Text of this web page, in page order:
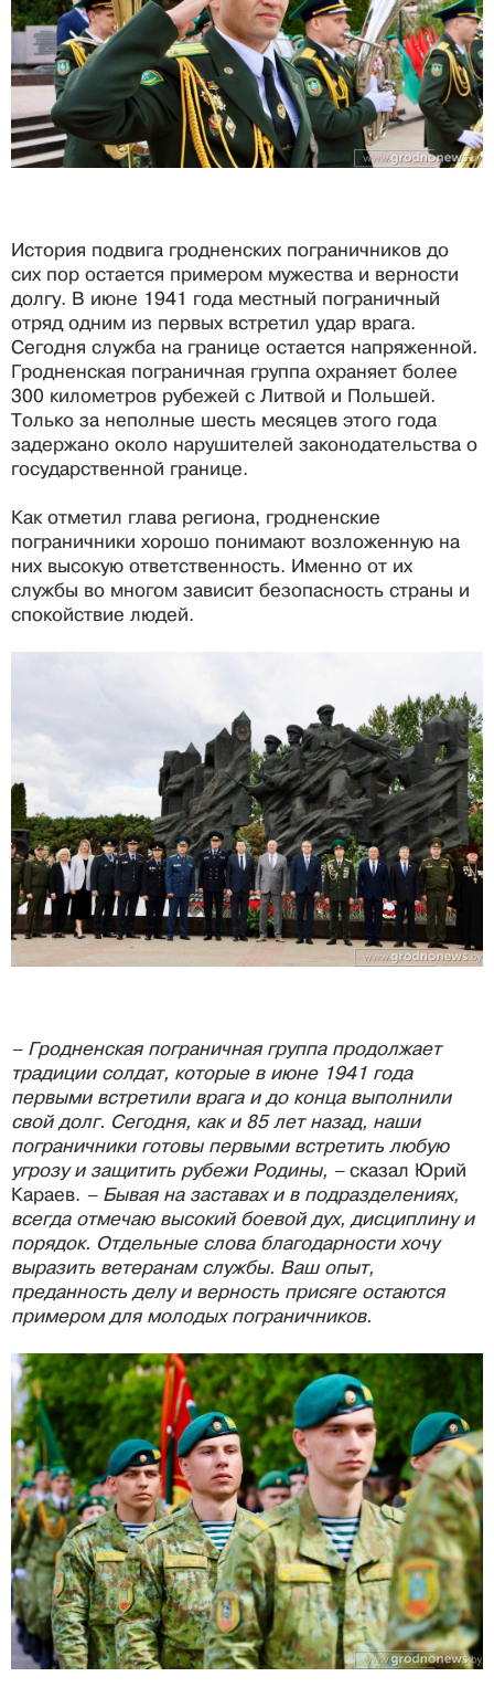
История подвига гродненских пограничников до
сих пор остается примером мужества и верности
долгу. В июне 1941 года местный пограничный
отряд одним из первых встретил удар врага.
Сегодня служба на границе остается напряженной.
Гродненская пограничная группа охраняет более
300 километров рубежей с Литвой и Польшей.
Только за неполные шесть месяцев этого года
задержано около нарушителей законодательства о
государственной границе.
Как отметил глава региона, гродненские
пограничники хорошо понимают возложенную на
них высокую ответственность. Именно от их
службы во многом зависит безопасность страны и
спокойствие людей.
– Гродненская пограничная группа продолжает
традиции солдат, которые в июне 1941 года
первыми встретили врага и до конца выполнили
свой долг. Сегодня, как и 85 лет назад, наши
пограничники готовы первыми встретить любую
угрозу и защитить рубежи Родины, –сказал Юрий
Караев. – Бывая на заставах и в подразделениях,
всегда отмечаю высокий боевой дух, дисциплину и
порядок. Отдельные слова благодарности хочу
выразить ветеранам службы. Ваш опыт,
преданность делу и верность присяге остаются
примером для молодых пограничников.